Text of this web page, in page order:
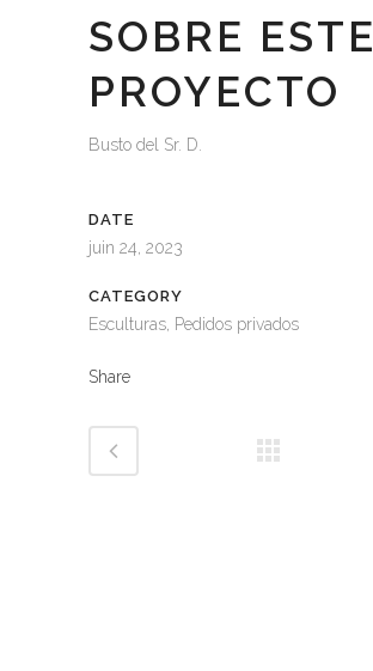
SOBRE ESTE
PROYECTO
Busto del Sr. D.
DATE
juin 24, 2023
CATEGORY
Esculturas, Pedidos privados
Share